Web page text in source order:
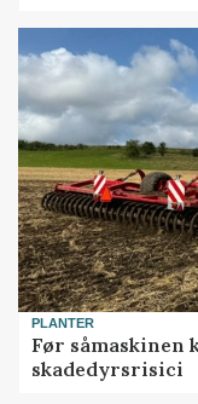
PLANTER
Før
skadedyrsrisici